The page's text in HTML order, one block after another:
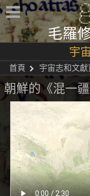
毛羅
宇
首頁 宇宙志和文獻
朝鮮的《混一